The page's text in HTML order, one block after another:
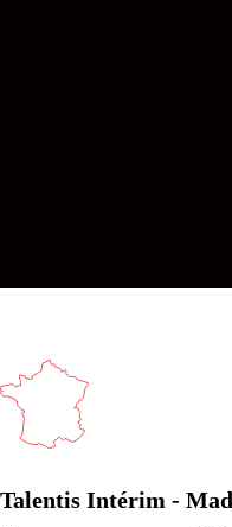
Talentis Intérim -